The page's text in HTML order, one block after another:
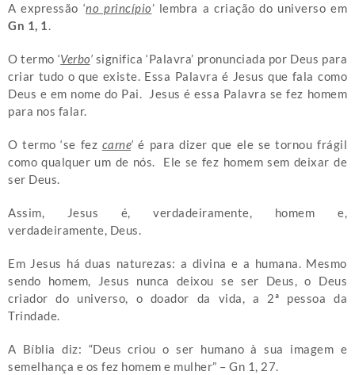
A expressão ‘no princípio’ lembra a criação do universo em
Gn 1, 1.
O termo ‘Verbo’ significa ‘Palavra’ pronunciada por Deus para
criar tudo o que existe. Essa Palavra é Jesus que fala como
Deus e em nome do Pai. Jesus é essa Palavra se fez homem
para nos falar.
O termo ‘se fez carne’ é para dizer que ele se tornou frágil
como qualquer um de nós. Ele se fez homem sem deixar de
ser Deus.
Assim, Jesus é, verdadeiramente, homem e,
verdadeiramente, Deus.
Em Jesus há duas naturezas: a divina e a humana. Mesmo
sendo homem, Jesus nunca deixou se ser Deus, o Deus
criador do universo, o doador da vida, a 2ª pessoa da
Trindade.
A Bíblia diz: “Deus criou o ser humano à sua imagem e
semelhança e os fez homem e mulher” – Gn 1, 27.